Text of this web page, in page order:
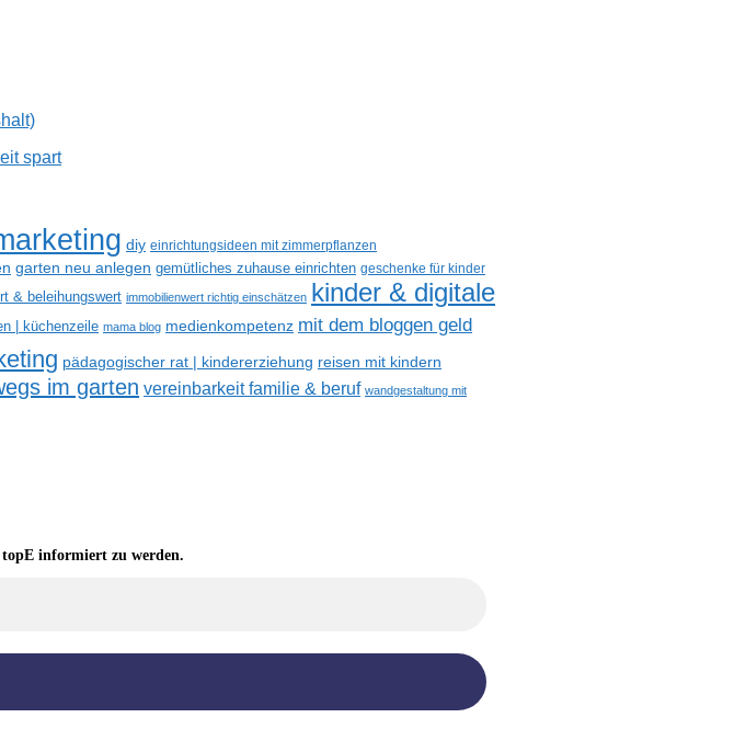
spart
diy einrichtungsideen mit zimmerpflanzen
garten neu anlegen gemütliches zuhause einrichten geschenke für kinder
& beleihungswert immobilienwert richtig einschätzen kinder & digitale
| küchenzeile mama blog medienkompetenz mit dem bloggen geld
pädagogischer rat | kindererziehung reisen mit kindern
im garten vereinbarkeit familie & beruf wandgestaltung mit
informiert zu werden.